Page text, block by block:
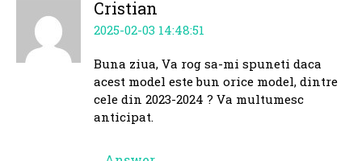
Cristian
2025-02-03 14:48:51
Buna ziua, Va rog sa-mi spuneti daca
acest model este bun orice model, dintre
cele din 2023-2024 ? Va multumesc
anticipat.